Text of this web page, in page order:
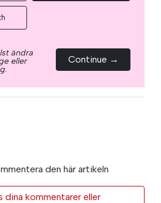
ändra
eller Continue →
den här artikeln
dina kommentarer eller